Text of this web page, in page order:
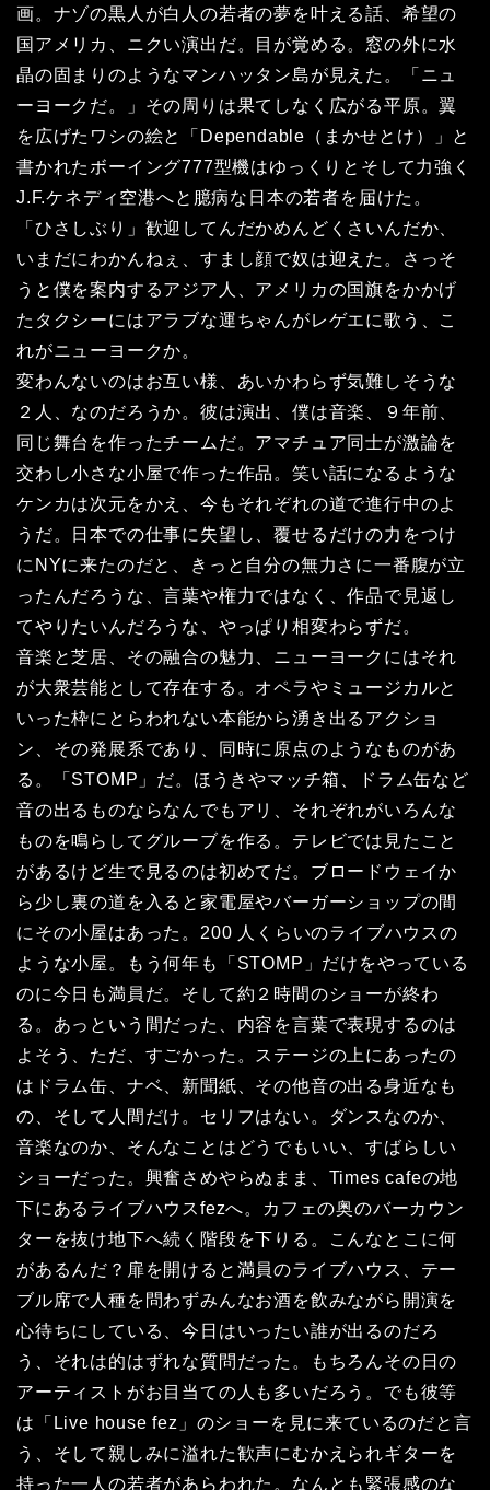
画。ナゾの黒人が白人の若者の夢を叶える話、希望の
国アメリカ、ニクい演出だ。目が覚める。窓の外に水
晶の固まりのようなマンハッタン島が見えた。「ニュ
ーヨークだ。」その周りは果てしなく広がる平原。翼
を広げたワシの絵と「Dependable（まかせとけ）」と
書かれたボーイング777型機はゆっくりとそして力強く
J.F.ケネディ空港へと臆病な日本の若者を届けた。
「ひさしぶり」歓迎してんだかめんどくさいんだか、
いまだにわかんねぇ、すまし顔で奴は迎えた。さっそ
うと僕を案内するアジア人、アメリカの国旗をかかげ
たタクシーにはアラブな運ちゃんがレゲエに歌う、こ
れがニューヨークか。
変わんないのはお互い様、あいかわらず気難しそうな
２人、なのだろうか。彼は演出、僕は音楽、９年前、
同じ舞台を作ったチームだ。アマチュア同士が激論を
交わし小さな小屋で作った作品。笑い話になるような
ケンカは次元をかえ、今もそれぞれの道で進行中のよ
うだ。日本での仕事に失望し、覆せるだけの力をつけ
にNYに来たのだと、きっと自分の無力さに一番腹が立
ったんだろうな、言葉や権力ではなく、作品で見返し
てやりたいんだろうな、やっぱり相変わらずだ。
音楽と芝居、その融合の魅力、ニューヨークにはそれ
が大衆芸能として存在する。オペラやミュージカルと
いった枠にとらわれない本能から湧き出るアクショ
ン、その発展系であり、同時に原点のようなものがあ
る。「STOMP」だ。ほうきやマッチ箱、ドラム缶など
音の出るものならなんでもアリ、それぞれがいろんな
ものを鳴らしてグルーブを作る。テレビでは見たこと
があるけど生で見るのは初めてだ。ブロードウェイか
ら少し裏の道を入ると家電屋やバーガーショップの間
にその小屋はあった。200 人くらいのライブハウスの
ような小屋。もう何年も「STOMP」だけをやっている
のに今日も満員だ。そして約２時間のショーが終わ
る。あっという間だった、内容を言葉で表現するのは
よそう、ただ、すごかった。ステージの上にあったの
はドラム缶、ナベ、新聞紙、その他音の出る身近なも
の、そして人間だけ。セリフはない。ダンスなのか、
音楽なのか、そんなことはどうでもいい、すばらしい
ショーだった。興奮さめやらぬまま、Times cafeの地
下にあるライブハウスfezへ。カフェの奥のバーカウン
ターを抜け地下へ続く階段を下りる。こんなとこに何
があるんだ？扉を開けると満員のライブハウス、テー
ブル席で人種を問わずみんなお酒を飲みながら開演を
心待ちにしている、今日はいったい誰が出るのだろ
う、それは的はずれな質問だった。もちろんその日の
アーティストがお目当ての人も多いだろう。でも彼等
は「Live house fez」のショーを見に来ているのだと言
う、そして親しみに溢れた歓声にむかえられギターを
持った一人の若者があらわれた。なんとも緊張感のな